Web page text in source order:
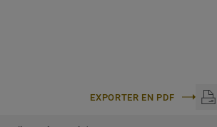
EXPORTER EN PDF